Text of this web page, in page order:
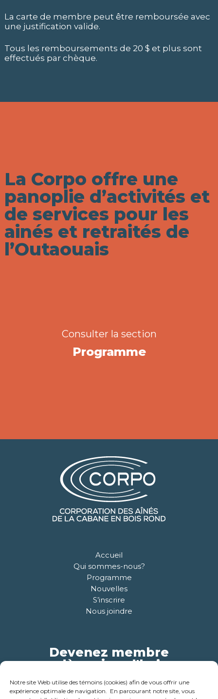
Notre site Web utilise des témoins (cookies) afin de vous offrir une
expérience optimale de navigation. En parcourant notre site, vous
La carte de membre peut être remboursée avec
une justification valide.
Tous les remboursements de 20 $ et plus sont
effectués par chèque.
La Corpo offre une
panoplie d’activités et
de services pour les
ainés et retraités de
l’Outaouais
Consulter la section
Programme
Accueil
Qui sommes-nous?
Programme
Nouvelles
S’inscrire
Nous joindre
Devenez membre
dès aujourd'hui
Pour plus d'informations